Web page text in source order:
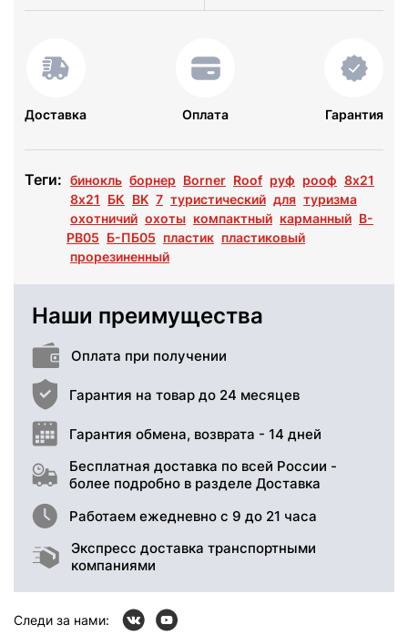
Доставка Оплата Гарантия
Теги: бинокль борнер Borner Roof руф рооф 8x21
8х21
БК BK 7 туристический для туризма
охотничий охоты компактный карманный B-
PB05 Б-ПБ05 пластик пластиковый
прорезиненный
Наши преимущества
Оплата при получении
Гарантия на товар до 24 месяцев
Гарантия обмена, возврата - 14 дней
Бесплатная доставка по всей России -
более подробно в разделе Доставка
Работаем ежедневно с 9 до 21 часа
Экспресс доставка транспортными
компаниями
Следи за нами: